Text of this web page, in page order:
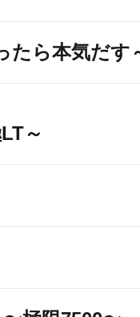
たら本気だす
～